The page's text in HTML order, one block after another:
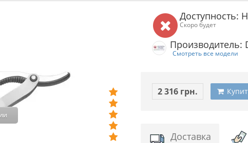
Доступность:
Скоро будет
Производитель:
Смотреть все модели
2 316 грн.
Доставка